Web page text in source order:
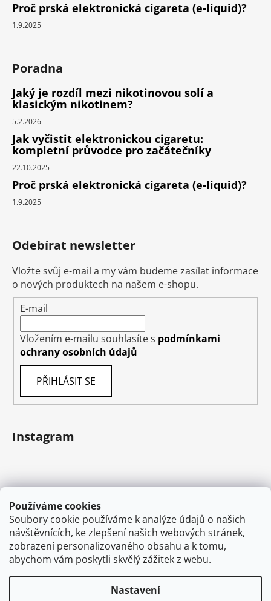
Používáme cookies
Soubory cookie používáme k analýze údajů o našich
návštěvnících, ke zlepšení našich webových stránek,
zobrazení personalizovaného obsahu a k tomu,
abychom vám poskytli skvělý zážitek z webu.
Nastavení
Proč prská elektronická cigareta (e-liquid)?
1.9.2025
Poradna
Jaký je rozdíl mezi nikotinovou solí a
klasickým nikotinem?
5.2.2026
Jak vyčistit elektronickou cigaretu:
kompletní průvodce pro začátečníky
22.10.2025
Proč prská elektronická cigareta (e-liquid)?
1.9.2025
Odebírat newsletter
Vložte svůj e-mail a my vám budeme zasílat informace
o nových produktech na našem e-shopu.
E-mail
Vložením e-mailu souhlasíte s podmínkami
ochrany osobních údajů
PŘIHLÁSIT SE
Instagram
Sledovat na Instagramu